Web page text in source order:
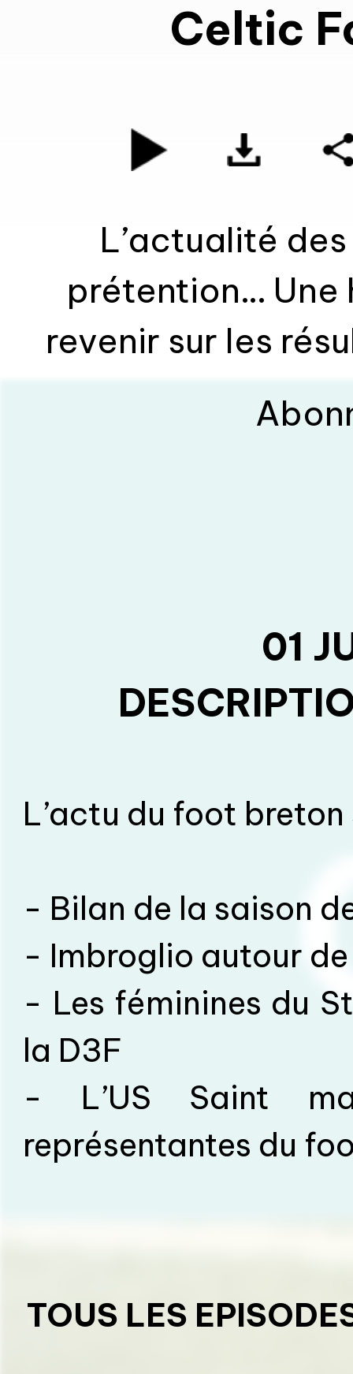
Celtic
L’actualité
prétention… Une
revenir sur les
end : Brest,
lundis 16h sur
01
L’actu du foot
- Bilan de la saison
- Imbroglio autour
- Les féminines du
la D3F
- L’US Saint
représentantes du
TOUS LES